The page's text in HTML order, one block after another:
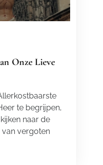
Onze Lieve
te begrijpen,
naar de
van vergoten